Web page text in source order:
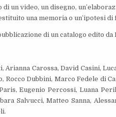
un video, un disegno,
una memoria o un’ipotesi di
di un catalogo edito
Arianna Carossa, David Casini,
Rocco Dubbini, Marco Fedele di
Eugenio Percossi, Luana
Salvucci, Matteo Sanna,